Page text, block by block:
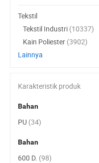
Tekstil
Tekstil Industri (10337)
Kain Poliester (3902)
Lainnya
Karakteristik produk
Bahan
PU (34)
Bahan
600 D. (98)